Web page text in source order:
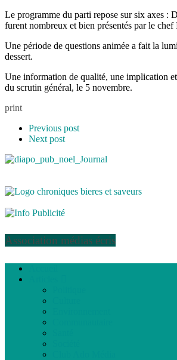
Le programme du parti repose sur six axes :
furent nombreux et bien présentés par le chef
Une période de questions animée a fait la
dessert.
Une information de qualité, une implication
du scrutin général, le 5 novembre.
print
Previous post
Next post
Association médias écris